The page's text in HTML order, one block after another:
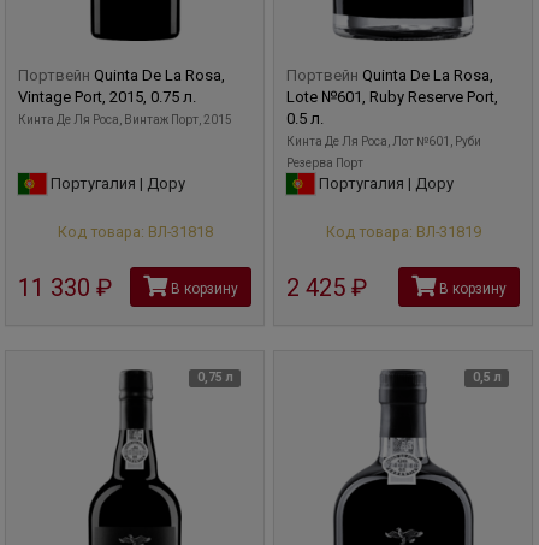
Портвейн Quinta De La Rosa,
Vintage Port, 2015, 0.75 л.
Кинта Де Ля Роса, Винтаж Порт, 2015
Португалия | Дору
Код товара: ВЛ-31818
11 330 рубВ корзину
Портвейн Quinta De La Rosa,
Lote №601, Ruby Reserve Port,
0.5 л.
Кинта Де Ля Роса, Лот №601, Руби
Резерва Порт
Португалия | Дору
Код товара: ВЛ-31819
2 425 руб В корзину
0,75 л 0,5 л